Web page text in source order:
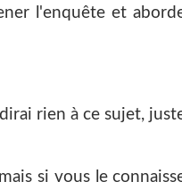
l'enquête et
rien à ce sujet,
si vous le